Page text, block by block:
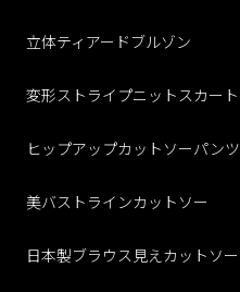
立体ティアードブルゾン
変形ストライプニットスカート
ヒップアップカットソーパンツ
美バストラインカットソー
日本製ブラウス見えカットソー